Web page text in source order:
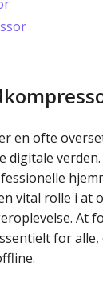
en ofte
digitale
vital rolle i at
At
for